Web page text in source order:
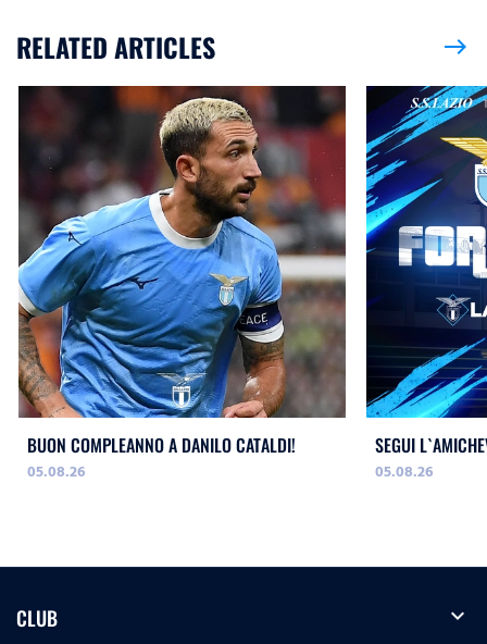
RELATED ARTICLES east
BUON COMPLEANNO A DANILO CATALDI!
05.08.26
SEGUI
05.08.26
CLUB expand_more